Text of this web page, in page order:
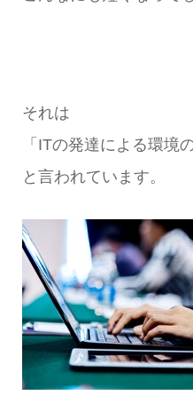
それは
「ITの発達による環境
と言われています。